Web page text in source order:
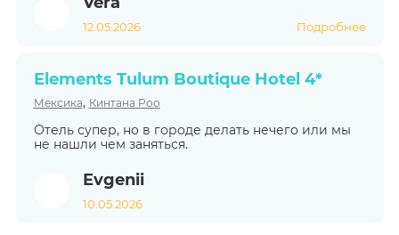
12.05.2026 Подробнее
Elements Tulum Boutique Hotel 4*
Мексика, Кинтана Роо
Отель супер, но в городе делать нечего или мы
не нашли чем заняться.
Evgenii
10.05.2026